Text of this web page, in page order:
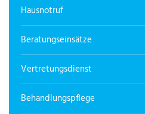
Hausnotruf
Beratungseinsätze
Vertretungsdienst
Behandlungspflege